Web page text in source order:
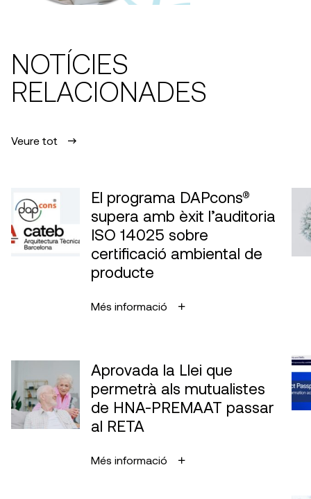
NOTÍCIES
RELACIONADES
Veure tot
El programa DAPcons®
supera amb èxit l’auditoria
ISO 14025 sobre
certificació ambiental de
producte
Més informació
Aprovada la Llei que
permetrà als mutualistes
de HNA-PREMAAT passar
al RETA
Més informació